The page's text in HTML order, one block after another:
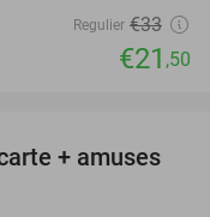
Regulier €33
€21 ,50
46%
+ amuses